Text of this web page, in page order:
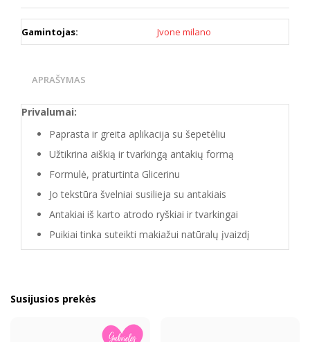
Gamintojas: Jvone milano
APRAŠYMAS
Privalumai:
Paprasta ir greita aplikacija su šepetėliu
Užtikrina aiškią ir tvarkingą antakių formą
Formulė, praturtinta Glicerinu
Jo tekstūra švelniai susilieja su antakiais
Antakiai iš karto atrodo ryškiai ir tvarkingai
Puikiai tinka suteikti makiažui natūralų įvaizdį
Susijusios prekės